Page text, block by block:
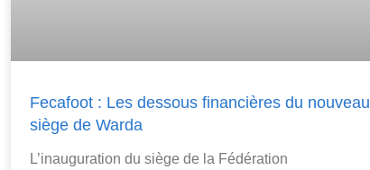
Fecafoot : Les dessous financières du nouveau
siège de Warda
L’inauguration du siège de la Fédération